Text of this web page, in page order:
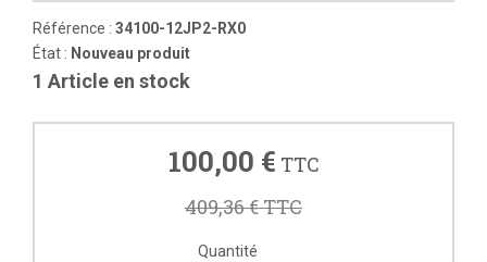
Référence : 34100-12JP2-RX0
État : Nouveau produit
1 Article en stock
100,00 € TTC
409,36 €TTC
Quantité